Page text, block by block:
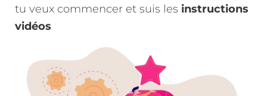
tu veux commencer et suis les instructions
vidéos